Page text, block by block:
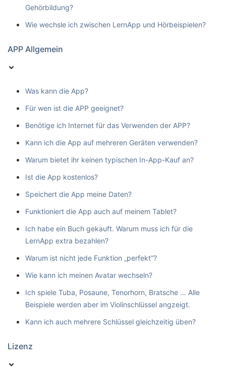
Gehörbildung?
Wie wechsle ich zwischen LernApp und Hörbeispielen?
APP Allgemein
Was kann die App?
Für wen ist die APP geeignet?
Benötige ich Internet für das Verwenden der APP?
Kann ich die App auf mehreren Geräten verwenden?
Warum bietet ihr keinen typischen In-App-Kauf an?
Ist die App kostenlos?
Speichert die App meine Daten?
Funktioniert die App auch auf meinem Tablet?
Ich habe ein Buch gekauft. Warum muss ich für die
LernApp extra bezahlen?
Warum ist nicht jede Funktion „perfekt”?
Wie kann ich meinen Avatar wechseln?
Ich spiele Tuba, Posaune, Tenorhorn, Bratsche … Alle
Beispiele werden aber im Violinschlüssel angzeigt.
Kann ich auch mehrere Schlüssel gleichzeitig üben?
Lizenz